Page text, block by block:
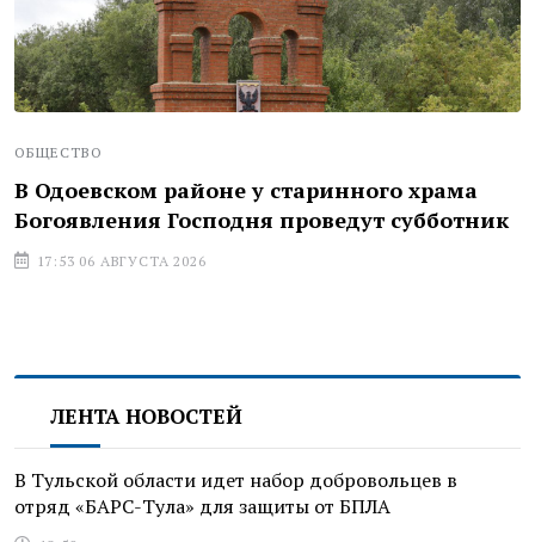
ОБЩЕСТВО
В Одоевском районе у старинного храма
Богоявления Господня проведут субботник
17:53 06 АВГУСТА 2026
ЛЕНТА НОВОСТЕЙ
В Тульской области идет набор добровольцев в
отряд «БАРС-Тула» для защиты от БПЛА